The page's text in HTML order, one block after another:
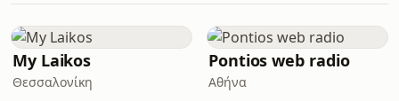
My Laikos
Θεσσαλονίκη
Pontios web radio
Αθήνα